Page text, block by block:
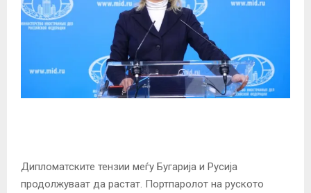
Дипломатските тензии меѓу Бугарија и Русија
продолжуваат да растат. Портпаролот на руското